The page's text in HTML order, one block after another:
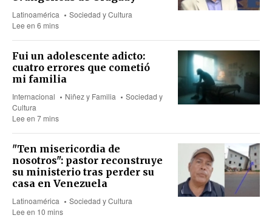
Latinoamérica
Sociedad y Cultura
Lee en 6 mins
Fui un adolescente adicto:
cuatro errores que cometió
mi familia
Internacional Niñez y Familia
Sociedad y
Cultura
Lee en 7 mins
"Ten misericordia de
nosotros": pastor reconstruye
su ministerio tras perder su
casa en Venezuela
Latinoamérica
Sociedad y Cultura
Lee en 10 mins